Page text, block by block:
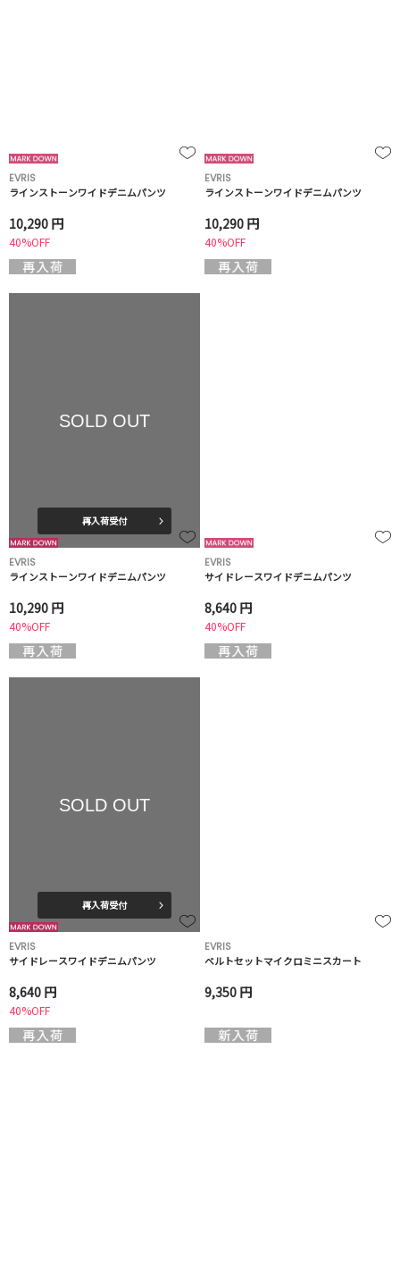
EVRIS
ラインストーンワイドデニムパンツ
10,290 円
40%OFF
EVRIS
ラインストーンワイドデニムパンツ
10,290 円
40%OFF
SOLD OUT
再入荷受付
EVRIS
ラインストーンワイドデニムパンツ
10,290 円
40%OFF
EVRIS
サイドレースワイドデニムパンツ
8,640 円
40%OFF
SOLD OUT
再入荷受付
EVRIS
サイドレースワイドデニムパンツ
8,640 円
40%OFF
EVRIS
ベルトセットマイクロミニスカート
9,350 円